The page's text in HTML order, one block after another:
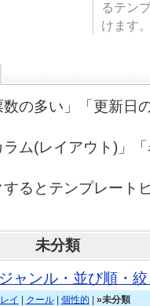
るテン
けます
数の多い」「更新日
ラム(レイアウト)」
するとテンプレート
未分類
ジャンル・並び順・
イ クール| 個性的
»未分類